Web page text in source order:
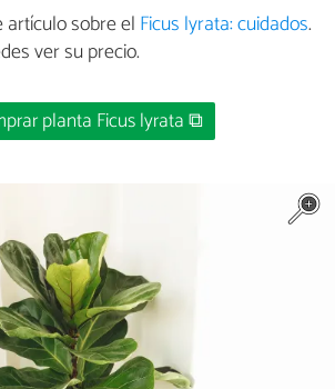
sobre elFicus lyrata: cuidados.
ver su precio.
planta Ficus lyrata ⧉